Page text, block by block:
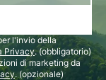
l'invio della
Privacy. (obbligatorio)
di marketing da
. (opzionale)